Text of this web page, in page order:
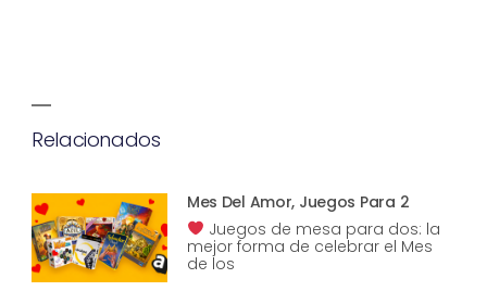
Relacionados
Mes Del Amor, Juegos Para 2
Juegos de mesa para dos: la
mejor forma de celebrar el Mes
de los